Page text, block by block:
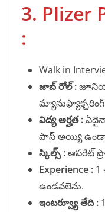
3. Plizer
:
Walk in
జాబ్ రోల్ :
మ్యానుఫ్యాక్చరింగ్
విద్య అర్హత :
పాస్ అయ్యి
స్కిల్స్ :ఆపరేట్
Experience : 1
ఉండవలెను.
ఇంటర్వ్యూ తేది :